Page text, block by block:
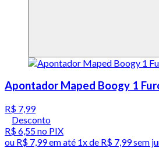
Apontador Maped Boogy 1
R$ 7,99
Desconto
R$ 6,55no PIX
ou R$ 7,99em até 1x de R$ 7,99sem